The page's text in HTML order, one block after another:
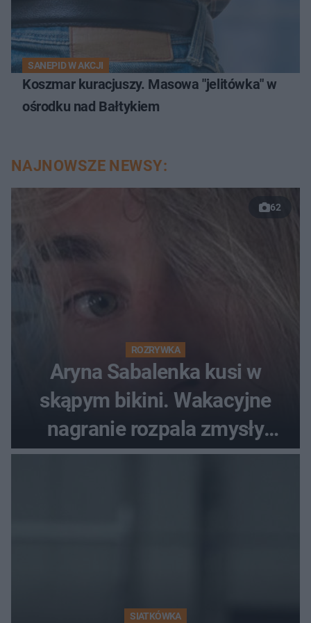
SANEPID W AKCJI
Koszmar kuracjuszy. Masowa "jelitówka" w
ośrodku nad Bałtykiem
NAJNOWSZE NEWSY:
62
ROZRYWKA
Aryna Sabalenka kusi w
skąpym bikini. Wakacyjne
nagranie rozpala zmysły
fanów
SIATKÓWKA